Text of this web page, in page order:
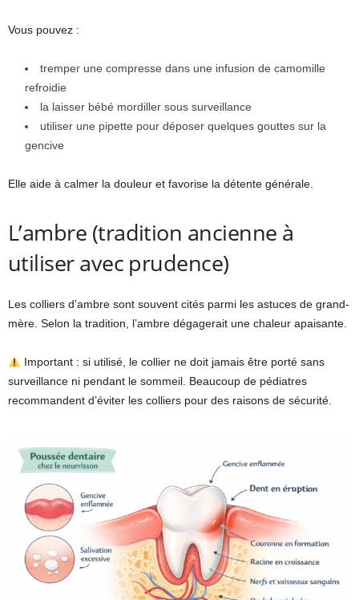
Vous pouvez :
tremper une compresse dans une infusion de camomille
refroidie
la laisser bébé mordiller sous surveillance
utiliser une pipette pour déposer quelques gouttes sur la
gencive
Elle aide à calmer la douleur et favorise la détente générale.
L’ambre (tradition ancienne à
utiliser avec prudence)
Les colliers d’ambre sont souvent cités parmi les astuces de grand-
mère. Selon la tradition, l’ambre dégagerait une chaleur apaisante.
Important : si utilisé, le collier ne doit jamais être porté sans
surveillance ni pendant le sommeil. Beaucoup de pédiatres
recommandent d’éviter les colliers pour des raisons de sécurité.